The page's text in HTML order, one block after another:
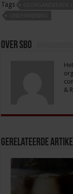
Tags
Over sbo
&
Gerelateerde